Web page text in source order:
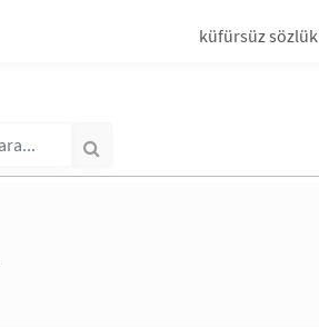
küfürsüz sözlük